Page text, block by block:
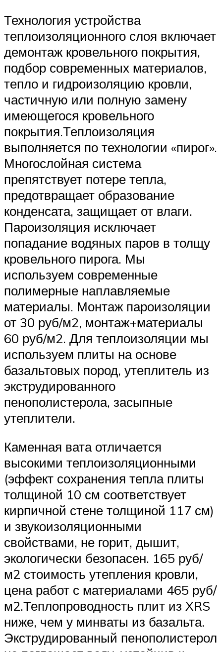
Технология устройства
теплоизоляционного слоя включает
демонтаж кровельного покрытия,
подбор современных материалов,
тепло и гидроизоляцию кровли,
частичную или полную замену
имеющегося кровельного
покрытия.Теплоизоляция
выполняется по технологии «пирог».
Многослойная система
препятствует потере тепла,
предотвращает образование
конденсата, защищает от влаги.
Пароизоляция исключает
попадание водяных паров в толщу
кровельного пирога. Мы
используем современные
полимерные наплавляемые
материалы. Монтаж пароизоляции
от 30 руб/м2, монтаж+материалы
60 руб/м2. Для теплоизоляции мы
используем плиты на основе
базальтовых пород, утеплитель из
экструдированного
пенополистерола, засыпные
утеплители.
Каменная вата отличается
высокими теплоизоляционными
(эффект сохранения тепла плиты
толщиной 10 см соответствует
кирпичной стене толщиной 117 см)
и звукоизоляционными
свойствами, не горит, дышит,
экологически безопасен. 165 руб/
м2 стоимость утепления кровли,
цена работ с материалами 465 руб/
м2.Теплопроводность плит из XRS
ниже, чем у минваты из базальта.
Экструдированный пенополистерол